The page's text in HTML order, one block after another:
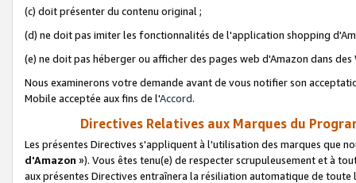
(c) doit présenter du contenu original ;
(d) ne doit pas imiter les fonctionnalités de l'application shopping
(e) ne doit pas héberger ou afficher des pages web d'Amazon dans
Nous examinerons votre demande avant de vous notifier son
Mobile acceptée aux fins de l'Accord.
Directives Relatives aux Marques du
Les présentes Directives s'appliquent à l'utilisation des marques que
d'Amazon »). Vous êtes tenu(e) de respecter scrupuleusement et à
aux présentes Directives entraînera la résiliation automatique de